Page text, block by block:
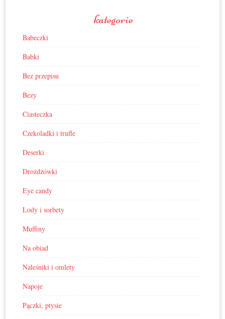
kategorie
Babeczki
Babki
Bez przepisu
Bezy
Ciasteczka
Czekoladki i trufle
Deserki
Drożdżówki
Eye candy
Lody i sorbety
Muffiny
Na obiad
Naleśniki i omlety
Napoje
Pączki, ptysie